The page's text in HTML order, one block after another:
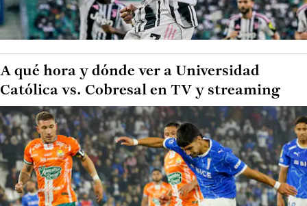
A qué hora y dónde ver a Universidad
Católica vs. Cobresal en TV y streaming